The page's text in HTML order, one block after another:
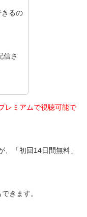
きるの
信さ
レミアムで視聴可能で
「初回14日間無料」
きます。